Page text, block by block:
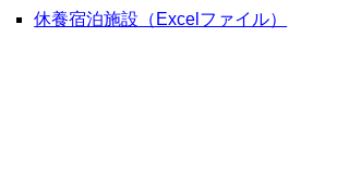
休養宿泊施設（Excelファイル）